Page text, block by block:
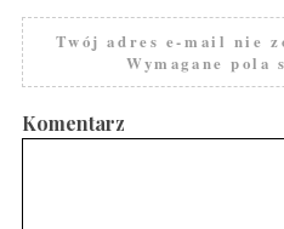
Twój adres e-mail nie
Wymagane pola
Komentarz